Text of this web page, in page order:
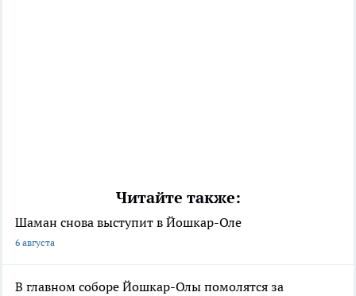
Читайте также:
Шаман снова выступит в Йошкар-Оле
6 августа
В главном соборе Йошкар-Олы помолятся за